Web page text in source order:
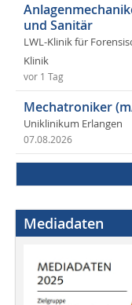
und Sanitär
LWL-Klinik für
Klinik
vor 1 Tag
Mechatroniker
Uniklinikum Erlangen
07.08.2026
Mediadaten